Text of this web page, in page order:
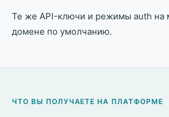
Те же API-ключи и режимы auth на
домене по умолчанию.
ЧТО ВЫ ПОЛУЧАЕТЕ НА ПЛАТФОРМЕ